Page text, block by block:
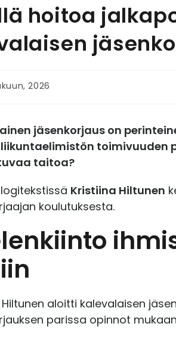
hoitoa
2026
jäsenkorjaus on
toimivuuden
taitoa?
Kristiina Hiltunen
koulutuksesta.
Hiltunen aloitti kalevalaisen
parissa opinnot